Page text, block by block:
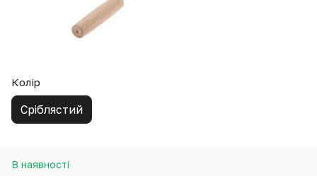
Колір
Сріблястий
В наявності